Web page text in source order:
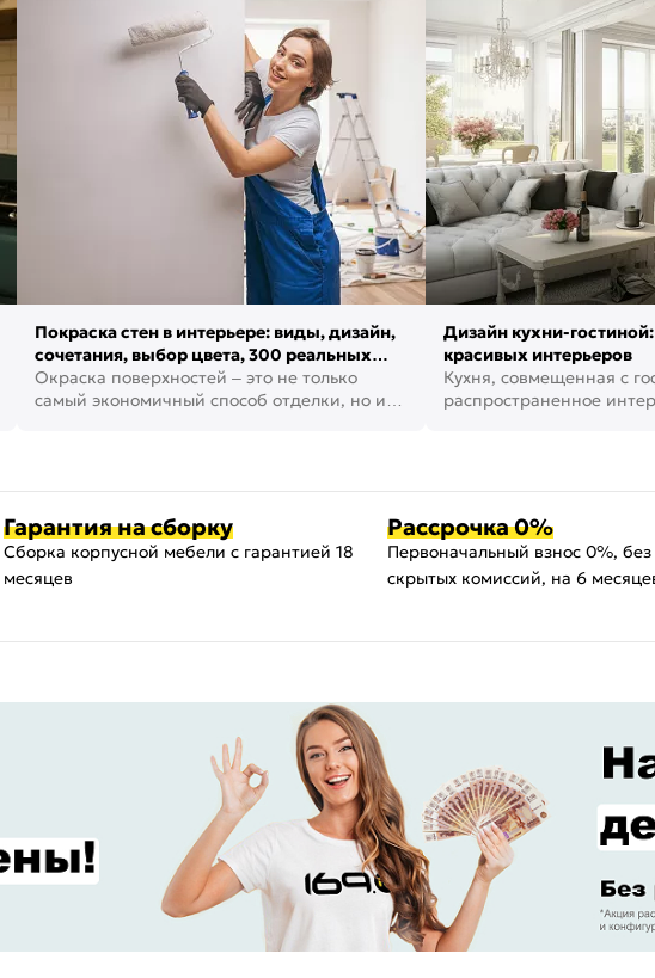
Покраска стен в интерьере: виды, дизайн,
сочетания, выбор цвета, 300 реальных
фото
Окраска поверхностей – это не только
самый экономичный способ отделки, но и
Дизайн кухни-
красивых интерьеров
Кухня, совмещенная с
распространенное
Гарантия на сборку
Сборка корпусной мебели с гарантией 18
месяцев
Рассрочка 0%
Первоначальный взнос 0%,
скрытых комиссий, на 6